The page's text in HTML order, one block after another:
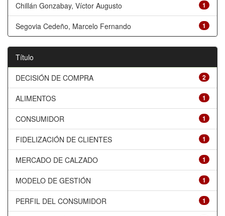
1
Chillán Gonzabay, Víctor Augusto
1
Segovia Cedeño, Marcelo Fernando
Título
2
DECISIÓN DE COMPRA
1
ALIMENTOS
1
CONSUMIDOR
1
FIDELIZACIÓN DE CLIENTES
1
MERCADO DE CALZADO
1
MODELO DE GESTIÓN
1
PERFIL DEL CONSUMIDOR